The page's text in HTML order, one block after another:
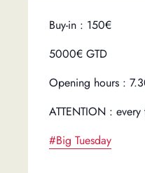
Buy-in : 150€
5000€ GTD
Opening hours :
ATTENTION :
#Big Tuesday